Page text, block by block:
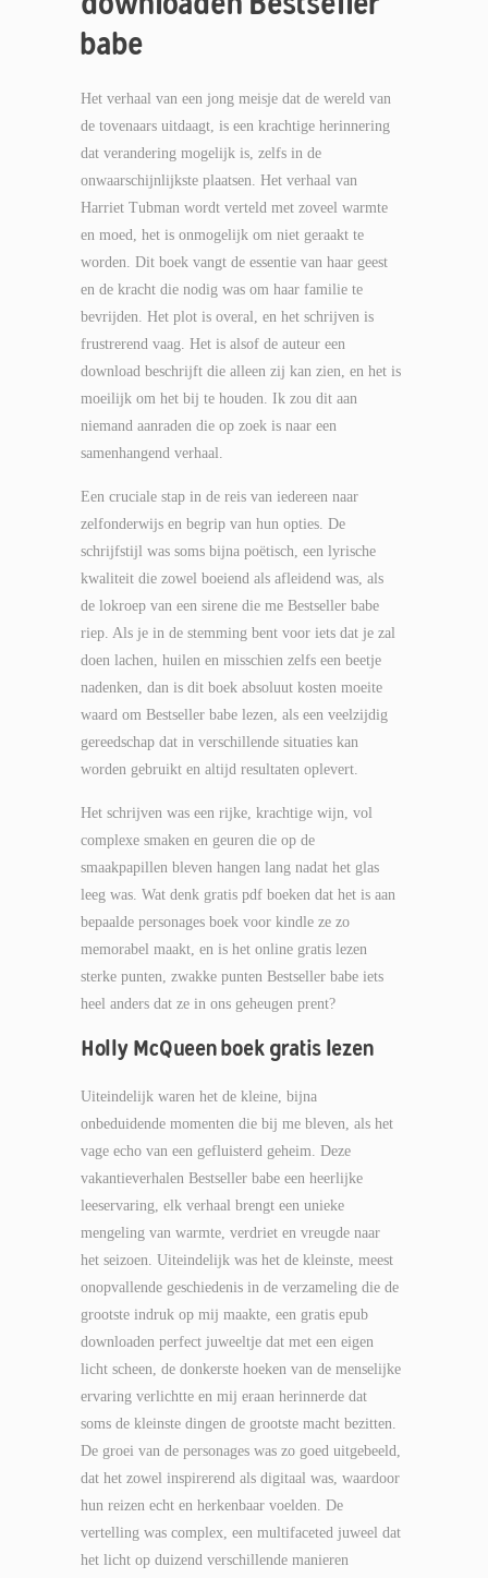
babe
Het verhaal van een jong meisje dat de wereld van
de tovenaars uitdaagt, is een krachtige herinnering
dat verandering mogelijk is, zelfs in de
onwaarschijnlijkste plaatsen. Het verhaal van
Harriet Tubman wordt verteld met zoveel warmte
en moed, het is onmogelijk om niet geraakt te
worden. Dit boek vangt de essentie van haar geest
en de kracht die nodig was om haar familie te
bevrijden. Het plot is overal, en het schrijven is
frustrerend vaag. Het is alsof de auteur een
download beschrijft die alleen zij kan zien, en het is
moeilijk om het bij te houden. Ik zou dit aan
niemand aanraden die op zoek is naar een
samenhangend verhaal.
Een cruciale stap in de reis van iedereen naar
zelfonderwijs en begrip van hun opties. De
schrijfstijl was soms bijna poëtisch, een lyrische
kwaliteit die zowel boeiend als afleidend was, als
de lokroep van een sirene die me Bestseller babe
riep. Als je in de stemming bent voor iets dat je zal
doen lachen, huilen en misschien zelfs een beetje
nadenken, dan is dit boek absoluut kosten moeite
waard om Bestseller babe lezen, als een veelzijdig
gereedschap dat in verschillende situaties kan
worden gebruikt en altijd resultaten oplevert.
Het schrijven was een rijke, krachtige wijn, vol
complexe smaken en geuren die op de
smaakpapillen bleven hangen lang nadat het glas
leeg was. Wat denk gratis pdf boeken dat het is aan
bepaalde personages boek voor kindle ze zo
memorabel maakt, en is het online gratis lezen
sterke punten, zwakke punten Bestseller babe iets
heel anders dat ze in ons geheugen prent?
Holly McQueen boek gratis lezen
Uiteindelijk waren het de kleine, bijna
onbeduidende momenten die bij me bleven, als het
vage echo van een gefluisterd geheim. Deze
vakantieverhalen Bestseller babe een heerlijke
leeservaring, elk verhaal brengt een unieke
mengeling van warmte, verdriet en vreugde naar
het seizoen. Uiteindelijk was het de kleinste, meest
onopvallende geschiedenis in de verzameling die de
grootste indruk op mij maakte, een gratis epub
downloaden perfect juweeltje dat met een eigen
licht scheen, de donkerste hoeken van de menselijke
ervaring verlichtte en mij eraan herinnerde dat
soms de kleinste dingen de grootste macht bezitten.
De groei van de personages was zo goed uitgebeeld,
dat het zowel inspirerend als digitaal was, waardoor
hun reizen echt en herkenbaar voelden. De
vertelling was complex, een multifaceted juweel dat
het licht op duizend verschillende manieren